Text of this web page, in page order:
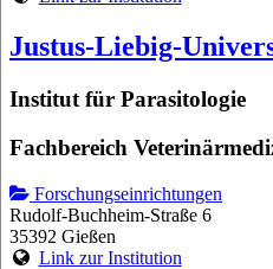
Justus-Liebig-
Institut für Parasitologie
Fachbereich
Forschungseinrichtungen
Rudolf-Buchheim-Straße 6
35392 Gießen
Link zur Institution